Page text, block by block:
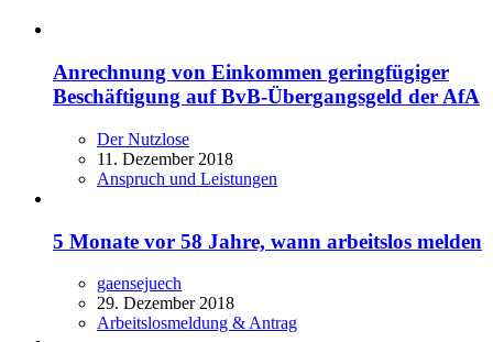
Anrechnung von Einkommen geringfügiger
Beschäftigung auf BvB-Übergangsgeld der AfA
Der Nutzlose
11. Dezember 2018
Anspruch und Leistungen
5 Monate vor 58 Jahre, wann arbeitslos melden
gaensejuech
29. Dezember 2018
Arbeitslosmeldung & Antrag